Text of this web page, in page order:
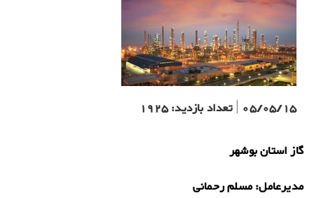
05/05/15
|تعداد بازدید:1925
گاز استان بوشهر
مدیرعامل:مسلم رحمانی